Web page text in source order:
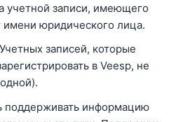
учетной записи, имеющего
имени юридического лица.
записей, которые
в Veesp, не
поддерживать информацию